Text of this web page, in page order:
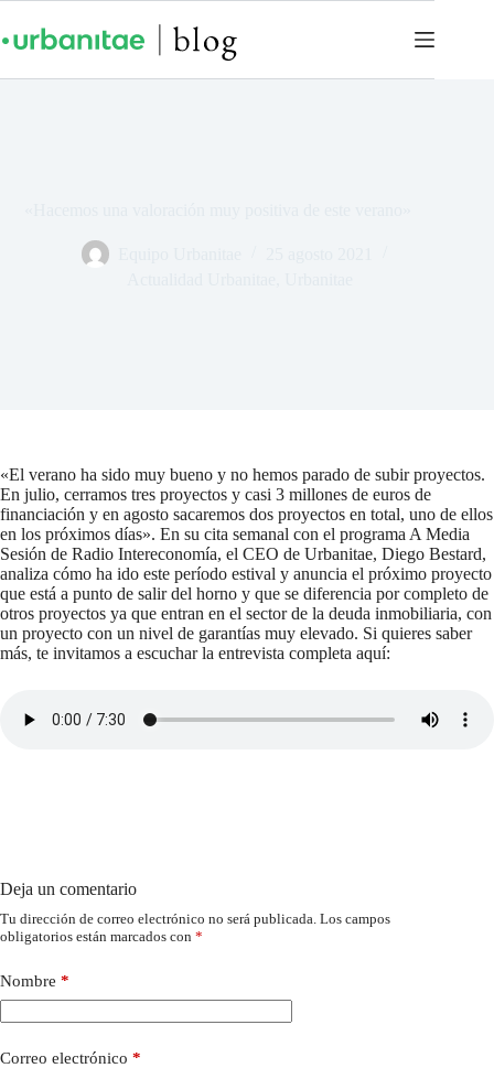
«El verano ha sido muy bueno y no hemos parado de subir proyectos.
En julio, cerramos tres proyectos y casi 3 millones de euros de
financiación y en agosto sacaremos dos proyectos en total, uno de ellos
en los próximos días». En su cita semanal con el programa A Media
Sesión de Radio Intereconomía, el CEO de Urbanitae, Diego Bestard,
analiza cómo ha ido este período estival y anuncia el próximo proyecto
que está a punto de salir del horno y que se diferencia por completo de
otros proyectos ya que entran en el sector de la deuda inmobiliaria, con
un proyecto con un nivel de garantías muy elevado. Si quieres saber
más, te invitamos a escuchar la entrevista completa aquí:
Deja un comentario
Tu dirección de correo electrónico no será publicada. Los campos
obligatorios están marcados con *
Nombre *
Correo electrónico *